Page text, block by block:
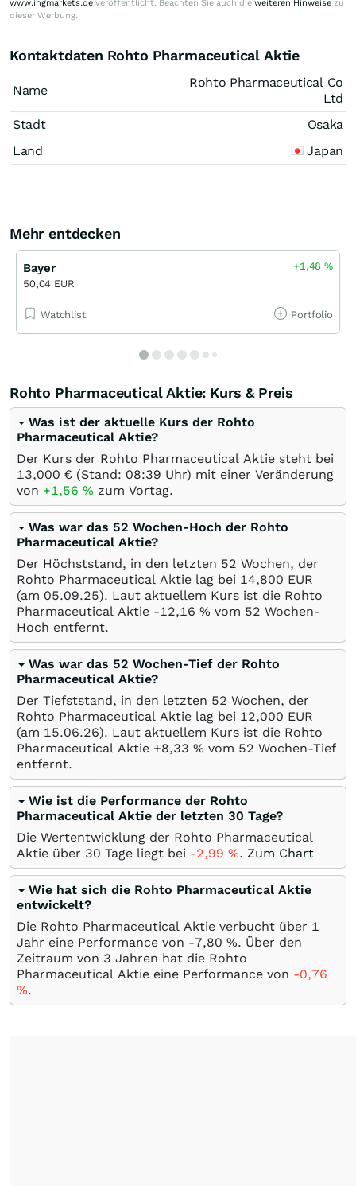
www.ingmarkets.de veröffentlicht. Beachten Sie auch die weiteren Hinweise zu
dieser Werbung.
Kontaktdaten Rohto Pharmaceutical Aktie
Name
Rohto Pharmaceutical Co
Ltd
Stadt
Osaka
Land
Japan
Mehr entdecken
Bayer
50,04 EUR
+1,48%
Watchlist Portfolio
Rohto Pharmaceutical Aktie: Kurs & Preis
Was ist der aktuelle Kurs der Rohto
Pharmaceutical Aktie?
Der Kurs der Rohto Pharmaceutical Aktie steht bei
13,000 € (Stand: 08:39 Uhr) mit einer Veränderung
von +1,56 % zum Vortag.
Was war das 52 Wochen-Hoch der Rohto
Pharmaceutical Aktie?
Der Höchststand, in den letzten 52 Wochen, der
Rohto Pharmaceutical Aktie lag bei 14,800 EUR
(am 05.09.25). Laut aktuellem Kurs ist die Rohto
Pharmaceutical Aktie -12,16 % vom 52 Wochen-
Hoch entfernt.
Was war das 52 Wochen-Tief der Rohto
Pharmaceutical Aktie?
Der Tiefststand, in den letzten 52 Wochen, der
Rohto Pharmaceutical Aktie lag bei 12,000 EUR
(am 15.06.26). Laut aktuellem Kurs ist die Rohto
Pharmaceutical Aktie +8,33 % vom 52 Wochen-Tief
entfernt.
Wie ist die Performance der Rohto
Pharmaceutical Aktie der letzten 30 Tage?
Die Wertentwicklung der Rohto Pharmaceutical
Aktie über 30 Tage liegt bei -2,99 %. Zum Chart
Wie hat sich die Rohto Pharmaceutical Aktie
entwickelt?
Die Rohto Pharmaceutical Aktie verbucht über 1
Jahr eine Performance von -7,80 %. Über den
Zeitraum von 3 Jahren hat die Rohto
Pharmaceutical Aktie eine Performance von -0,76
%.